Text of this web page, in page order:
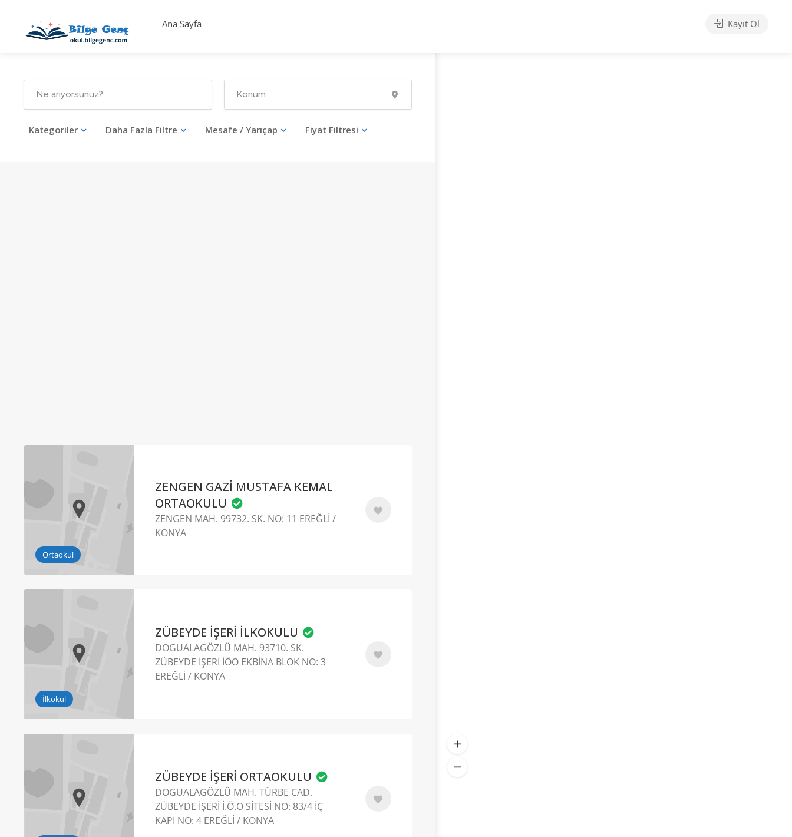
Ana Sayfa Kayıt Ol
Kategoriler Daha Fazla Filtre Mesafe / Yarıçap Fiyat Filtresi
Ortaokul
ZENGEN GAZİ MUSTAFA KEMAL
ORTAOKULU
ZENGEN MAH. 99732. SK. NO: 11 EREĞLİ /
KONYA
İlkokul
ZÜBEYDE İŞERİ İLKOKULU
DOGUALAGÖZLÜ MAH. 93710. SK.
ZÜBEYDE İŞERİ İÖO EKBİNA BLOK NO: 3
EREĞLİ / KONYA
ZÜBEYDE İŞERİ ORTAOKULU
DOGUALAGÖZLÜ MAH. TÜRBE CAD.
ZÜBEYDE İŞERİ İ.Ö.O SİTESİ NO: 83/4 İÇ
KAPI NO: 4 EREĞLİ / KONYA